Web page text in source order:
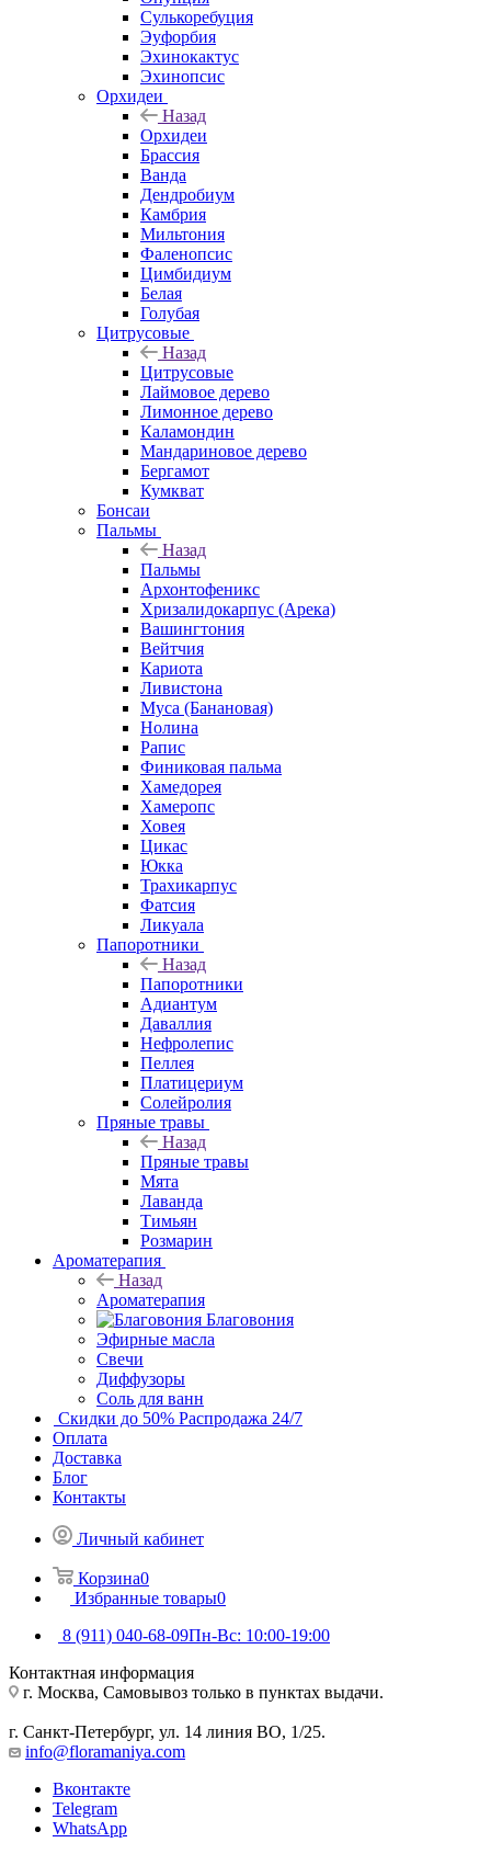
Сулькоребуция
Эуфорбия
Эхинокактус
Эхинопсис
Орхидеи
Назад
Орхидеи
Брассия
Ванда
Дендробиум
Камбрия
Мильтония
Фаленопсис
Цимбидиум
Белая
Голубая
Цитрусовые
Назад
Цитрусовые
Лаймовое дерево
Лимонное дерево
Каламондин
Мандариновое дерево
Бергамот
Кумкват
Бонсаи
Пальмы
Назад
Пальмы
Архонтофеникс
Хризалидокарпус (Арека)
Вашингтония
Вейтчия
Кариота
Ливистона
Муса (Банановая)
Нолина
Рапис
Финиковая пальма
Хамедорея
Хамеропс
Ховея
Цикас
Юкка
Трахикарпус
Фатсия
Ликуала
Папоротники
Назад
Папоротники
Адиантум
Даваллия
Нефролепис
Пеллея
Платицериум
Солейролия
Пряные травы
Назад
Пряные травы
Мята
Лаванда
Тимьян
Розмарин
Ароматерапия
Назад
Ароматерапия
Благовония
Эфирные масла
Свечи
Диффузоры
Соль для ванн
Скидки до 50% Распродажа 24/7
Оплата
Доставка
Блог
Контакты
Личный кабинет
Корзина0
Избранные товары0
8 (911) 040-68-09Пн-Вс: 10:00-19:00
Контактная информация
г. Москва, Самовывоз только в пунктах выдачи.
г. Санкт-Петербург, ул. 14 линия ВО, 1/25.
info@floramaniya.com
Вконтакте
Telegram
WhatsApp